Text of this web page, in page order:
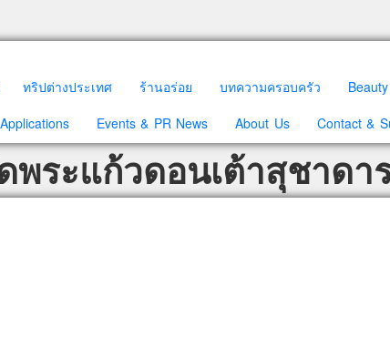
ทริปต่างประเทศ ร้านอร่อย บทความครอบครัว
Events & PR News About Us Contact &
ระแก้วดอนเต้าสุชาดา